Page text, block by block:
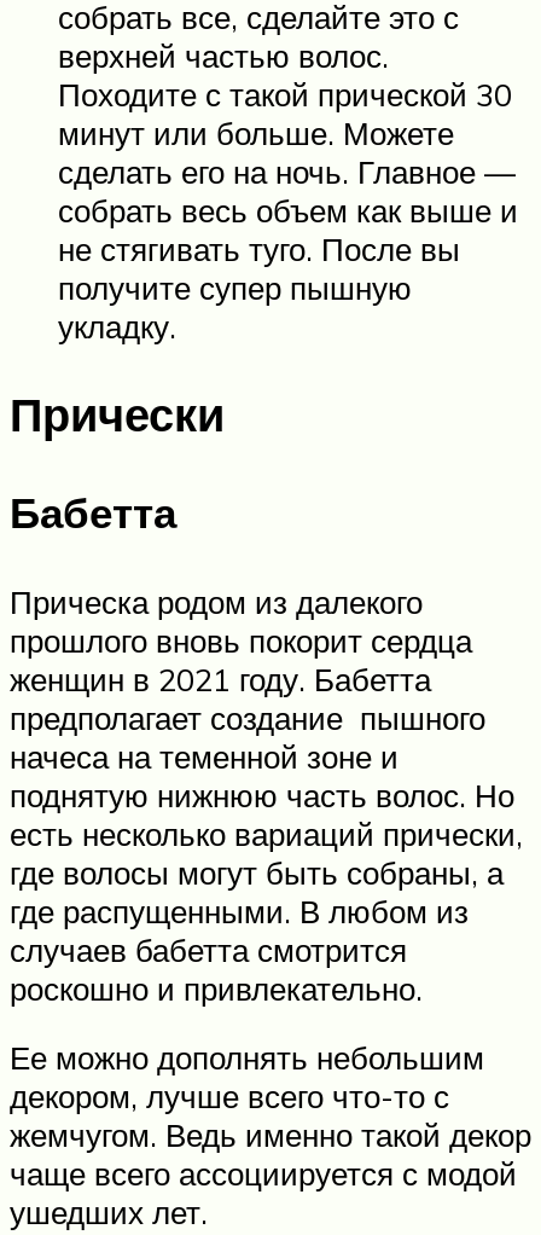
собрать все, сделайте это с
верхней частью волос.
Походите с такой прической 30
минут или больше. Можете
сделать его на ночь. Главное —
собрать весь объем как выше и
не стягивать туго. После вы
получите супер пышную
укладку.
Прически
Бабетта
Прическа родом из далекого
прошлого вновь покорит сердца
женщин в 2021 году. Бабетта
предполагает создание пышного
начеса на теменной зоне и
поднятую нижнюю часть волос. Но
есть несколько вариаций прически,
где волосы могут быть собраны, а
где распущенными. В любом из
случаев бабетта смотрится
роскошно и привлекательно.
Ее можно дополнять небольшим
декором, лучше всего что-то с
жемчугом. Ведь именно такой декор
чаще всего ассоциируется с модой
ушедших лет.